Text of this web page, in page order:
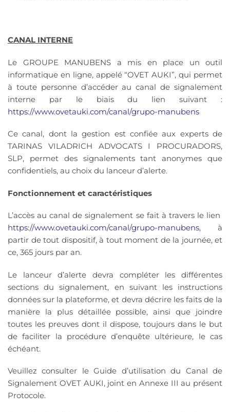
CANAL INTERNE
Le GROUPE MANUBENS a mis en place un outil
informatique en ligne, appelé “OVET AUKI”, qui permet
à toute personne d’accéder au canal de signalement
interne par le biais du lien suivant :
https://www.ovetauki.com/canal/grupo-manubens
Ce canal, dont la gestion est confiée aux experts de
TARINAS VILADRICH ADVOCATS I PROCURADORS,
SLP, permet des signalements tant anonymes que
confidentiels, au choix du lanceur d’alerte.
Fonctionnement et caractéristiques
L’accès au canal de signalement se fait à travers le lien
https://www.ovetauki.com/canal/grupo-manubens, à
partir de tout dispositif, à tout moment de la journée, et
ce, 365 jours par an.
Le lanceur d’alerte devra compléter les différentes
sections du signalement, en suivant les instructions
données sur la plateforme, et devra décrire les faits de la
manière la plus détaillée possible, ainsi que joindre
toutes les preuves dont il dispose, toujours dans le but
de faciliter la procédure d’enquête ultérieure, le cas
échéant.
Veuillez consulter le Guide d’utilisation du Canal de
Signalement OVET AUKI, joint en Annexe III au présent
Protocole.